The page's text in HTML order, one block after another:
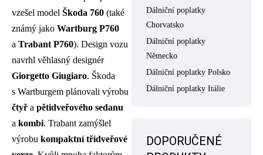
vzešel model Škoda 760 (také
známý jako Wartburg P760
a Trabant P760). Design vozu
navrhl věhlasný designér
Giorgetto Giugiaro. Škoda
s Wartburgem plánovali výrobu
čtyř a pětidveřového sedanu
a kombi. Trabant zamýšlel
výrobu kompaktní třídveřové
Dálniční poplatky
Chorvatsko
Dálniční poplatky
Německo
Dálniční poplatky Polsko
Dálniční poplatky Itálie
DOPORUČENÉ